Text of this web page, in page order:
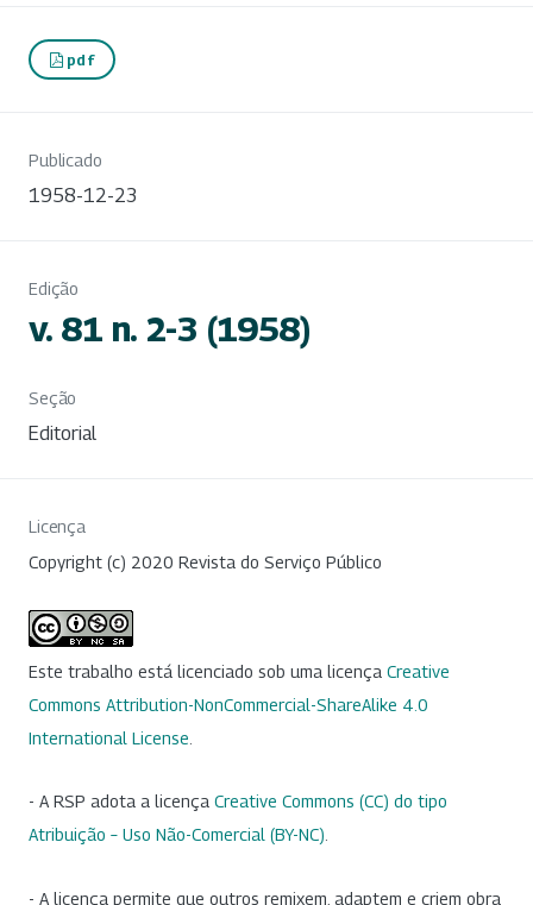
pdf
Publicado
1958-12-23
Edição
v. 81 n. 2-3 (1958)
Seção
Editorial
Licença
Copyright (c) 2020 Revista do Serviço Público
Este trabalho está licenciado sob uma licença Creative
Commons Attribution-NonCommercial-ShareAlike 4.0
International License
- A RSP adota a licença Creative Commons (CC) do tipo
Atribuição – Uso Não-Comercial (BY-NC)
- A licença permite que outros remixem, adaptem e criem obra